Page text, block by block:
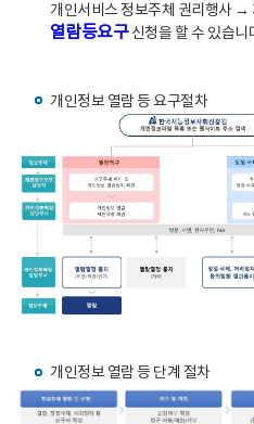
개인서비스 정보주체 권리행사
열람등요구신청을 할 수 있습니
개인정보 열람 등 요구절차
개인정보 열람 등 단계 절차